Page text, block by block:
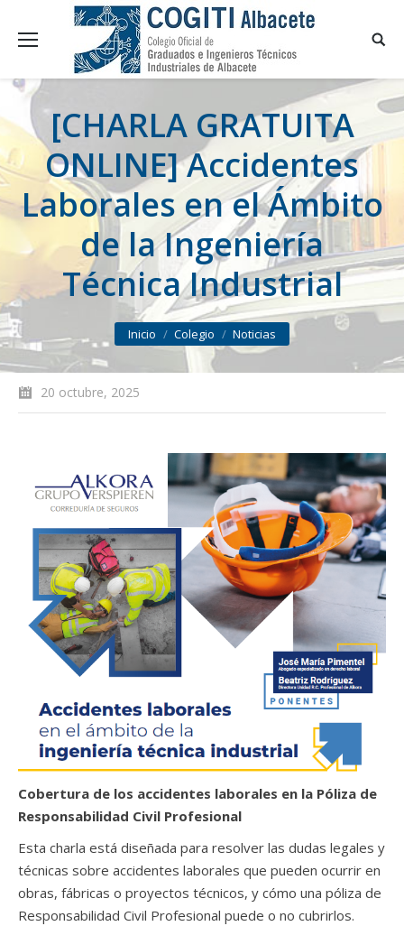
[CHARLA GRATUITA
ONLINE] Accidentes
Laborales en el Ámbito
de la Ingeniería
Técnica Industrial
You are here:
Inicio Colegio Noticias
20 octubre, 2025
Cobertura de los accidentes laborales en la Póliza de
Responsabilidad Civil Profesional
Esta charla está diseñada para resolver las dudas legales y
técnicas sobre accidentes laborales que pueden ocurrir en
obras, fábricas o proyectos técnicos, y cómo una póliza de
Responsabilidad Civil Profesional puede o no cubrirlos.